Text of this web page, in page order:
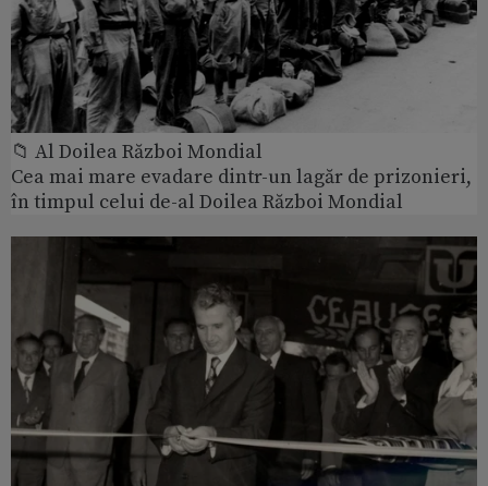
📁 Al Doilea Război Mondial
Cea mai mare evadare dintr-un lagăr de prizonieri,
în timpul celui de-al Doilea Război Mondial